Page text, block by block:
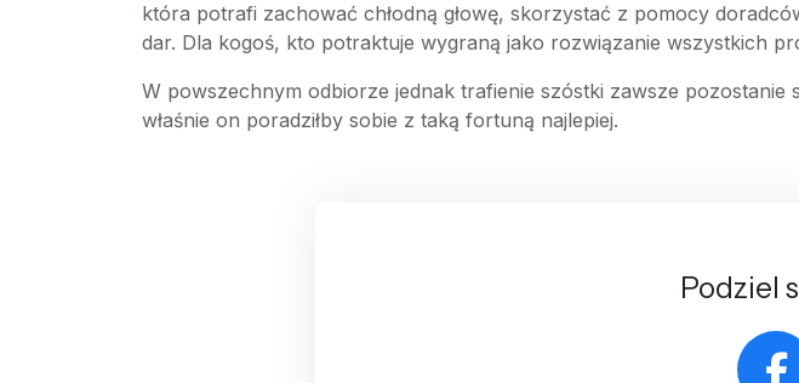
która potrafi zachować chłodną głowę, skorzystać z pomocy
dar. Dla kogoś, kto potraktuje wygraną jako rozwiązanie wszystkich
W powszechnym odbiorze jednak trafienie szóstki zawsze
właśnie on poradziłby sobie z taką fortuną najlepiej.
Podziel